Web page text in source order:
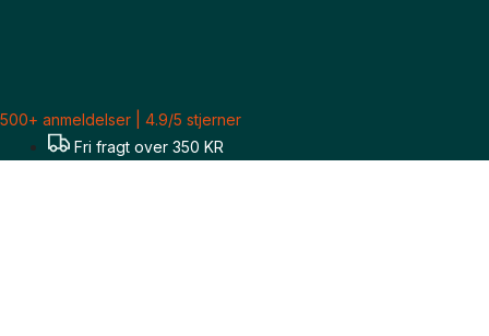
500+ anmeldelser | 4.9/5 stjerner
Fri fragt over 350 KR